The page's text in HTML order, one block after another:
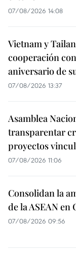
07/08/2026 14:08
Vietnam y
cooperación
aniversario de
07/08/2026 13:37
Asamblea
transparentar
proyectos
07/08/2026 11:06
Consolidan la
de la ASEAN
07/08/2026 09:56